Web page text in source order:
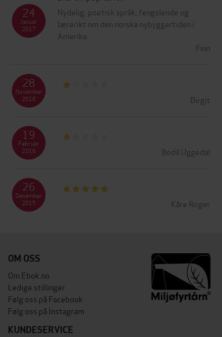
Nydelig, poetisk språk, fengslende og
lærerikt om den norske nybyggertiden i
Amerika.
Finn
24
Januar
2017
Birgit
28
November
2016
Bodil Uggedal
19
Februar
2016
Kåre Roger
26
Desember
2015
OM OSS
Om Ebok.no
Ledige stillinger
Følg oss på Facebook
Følg oss på Instagram
KUNDESERVICE